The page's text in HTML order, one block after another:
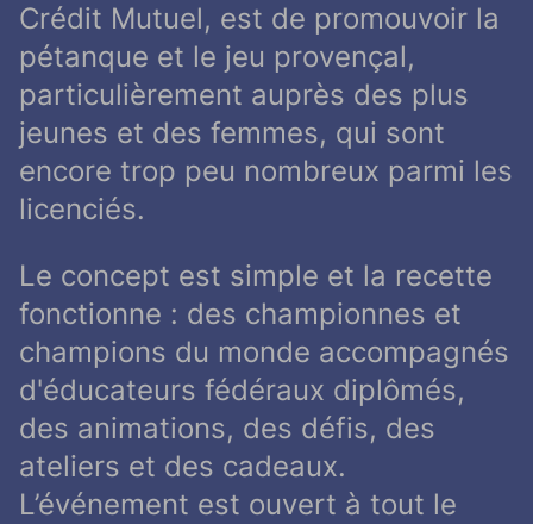
Crédit Mutuel, est de promouvoir la
pétanque et le jeu provençal,
particulièrement auprès des plus
jeunes et des femmes, qui sont
encore trop peu nombreux parmi les
licenciés.
Le concept est simple et la recette
fonctionne : des championnes et
champions du monde accompagnés
d'éducateurs fédéraux diplômés,
des animations, des défis, des
ateliers et des cadeaux.
L’événement est ouvert à tout le